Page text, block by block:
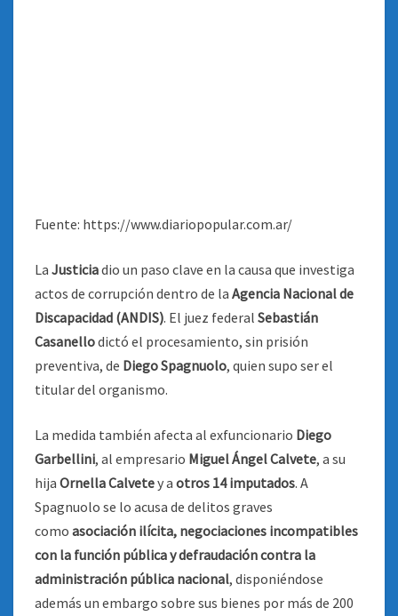
Fuente: https://www.diariopopular.com.ar/
La Justiciadio un paso clave en la causa que investiga
actos de corrupción dentro de la Agencia Nacional de
Discapacidad (ANDIS). El juez federal Sebastián
Casanellodictó el procesamiento, sin prisión
preventiva, de Diego Spagnuolo, quien supo ser el
titular del organismo.
La medida también afecta al exfuncionario Diego
Garbellini, al empresario Miguel Ángel Calvete, a su
hija Ornella Calvetey a otros 14 imputados. A
Spagnuolo se lo acusa de delitos graves
como asociación ilícita, negociaciones incompatibles
con la función pública y defraudación contra la
administración pública nacional, disponiéndose
además un embargo sobre sus bienes por más de 200